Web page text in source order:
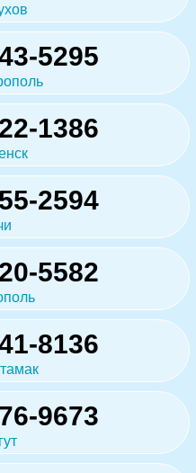
5295
1386
2594
5582
8136
9673